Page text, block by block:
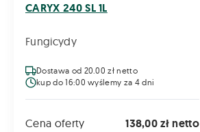
CARYX 240 SL 1L
Fungicydy
Dostawa od 20.00 zł netto
kup do 16:00 wyślemy za 4 dni
Cena oferty 138,00 zł netto